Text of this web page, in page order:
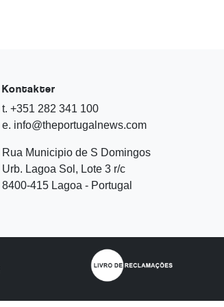
Kontakter
t. +351 282 341 100
e. info@theportugalnews.com
Rua Municipio de S Domingos
Urb. Lagoa Sol, Lote 3 r/c
8400-415 Lagoa - Portugal